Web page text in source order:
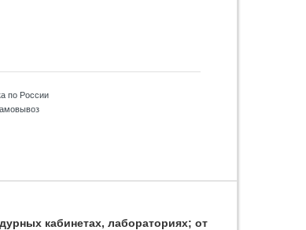
по России
кабинетах, лабораториях; от